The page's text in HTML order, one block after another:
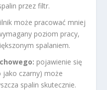
przez filtr.
może pracować mniej
poziom pracy,
spalaniem.
pojawienie się
jako czarny) może
spalin skutecznie.